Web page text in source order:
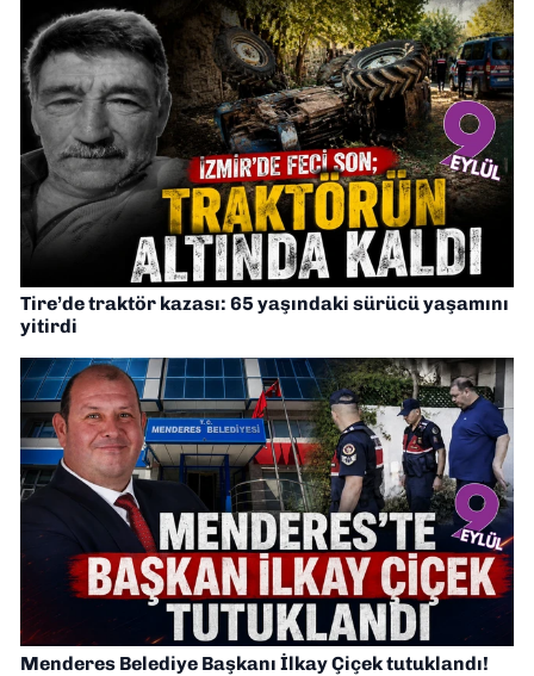
Tire’de traktör kazası: 65 yaşındaki sürücü yaşamını
yitirdi
Menderes Belediye Başkanı İlkay Çiçek tutuklandı!